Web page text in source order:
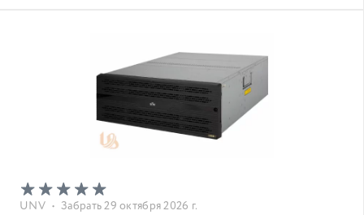
UNV • Забрать 29 октября 2026 г.